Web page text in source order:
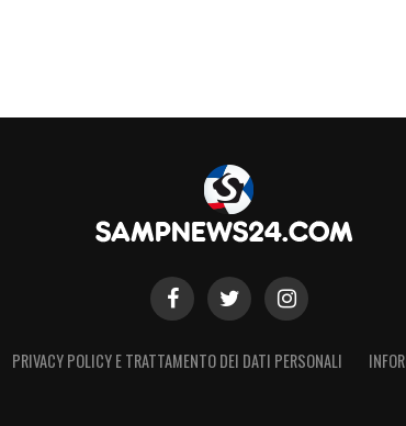
PRIVACY POLICY E TRATTAMENTO DEI DATI PERSONALI